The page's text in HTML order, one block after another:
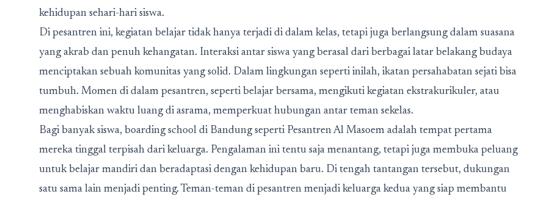
kehidupan sehari-hari siswa.
Di pesantren ini, kegiatan belajar tidak hanya terjadi di dalam kelas, tetapi juga berlangsung dalam suasana
yang akrab dan penuh kehangatan. Interaksi antar siswa yang berasal dari berbagai latar belakang budaya
menciptakan sebuah komunitas yang solid. Dalam lingkungan seperti inilah, ikatan persahabatan sejati bisa
tumbuh. Momen di dalam pesantren, seperti belajar bersama, mengikuti kegiatan ekstrakurikuler, atau
menghabiskan waktu luang di asrama, memperkuat hubungan antar teman sekelas.
Bagi banyak siswa, boarding school di Bandung seperti Pesantren Al Masoem adalah tempat pertama
mereka tinggal terpisah dari keluarga. Pengalaman ini tentu saja menantang, tetapi juga membuka peluang
untuk belajar mandiri dan beradaptasi dengan kehidupan baru. Di tengah tantangan tersebut, dukungan
satu sama lain menjadi penting. Teman-teman di pesantren menjadi keluarga kedua yang siap membantu